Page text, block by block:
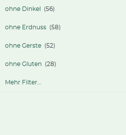
ohne Dinkel (56)
ohne Erdnuss (58)
ohne Gerste (52)
ohne Gluten (28)
Mehr Filter...